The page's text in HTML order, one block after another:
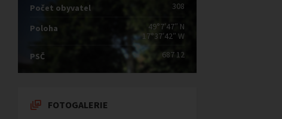
Počet obyvatel 308
Poloha
49°7′47″ N
17°37′42″ W
PSČ
687 12
FOTOGALERIE